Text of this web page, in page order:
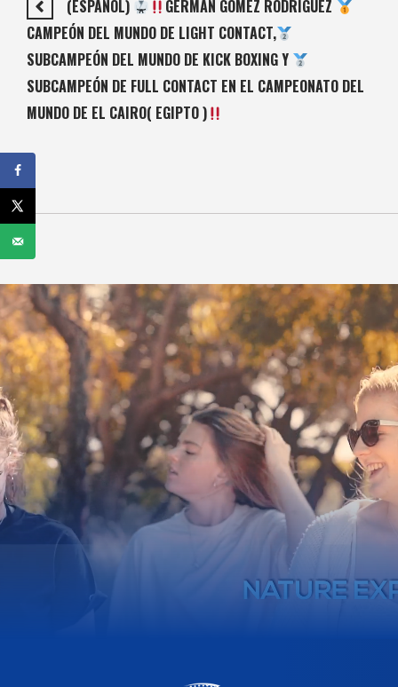
(ESPAÑOL)
GERMÁN GÓMEZ RODRÍGUEZ
CAMPEÓN DEL MUNDO DE LIGHT CONTACT,
SUBCAMPEÓN DEL MUNDO DE KICK BOXING Y
SUBCAMPEÓN DE FULL CONTACT EN EL CAMPEONATO DEL
MUNDO DE EL CAIRO( EGIPTO )